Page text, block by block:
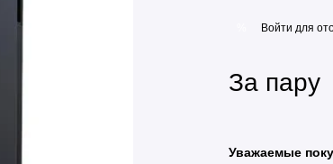
Войти для
За пару
Уважаемые